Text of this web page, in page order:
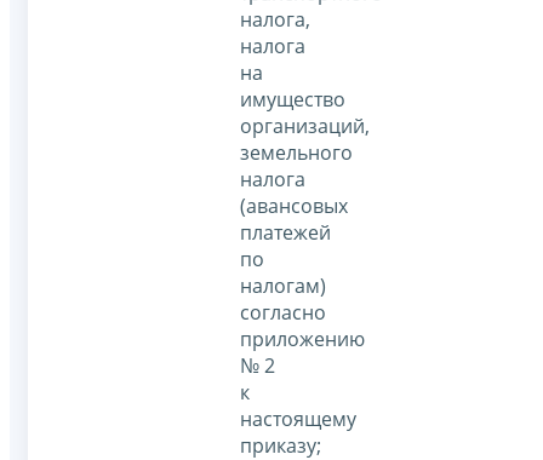
налога,
налога
на
имущество
организаций,
земельного
налога
(авансовых
платежей
по
налогам)
согласно
приложению
№ 2
к
настоящему
приказу;